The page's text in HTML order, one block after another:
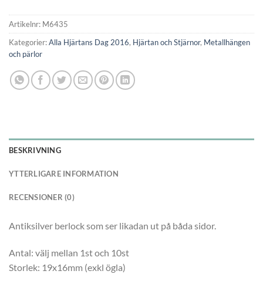
Artikelnr: M6435
Kategorier:Alla Hjärtans Dag 2016, Hjärtan och Stjärnor, Metallhängen
och pärlor
BESKRIVNING
YTTERLIGARE INFORMATION
RECENSIONER (0)
Antiksilver berlock som ser likadan ut på båda sidor.
Antal: välj mellan 1st och 10st
Storlek: 19x16mm (exkl ögla)